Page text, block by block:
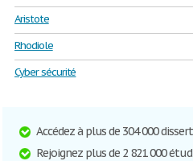
Aristote
Rhodiole
Cyber sécurité
Accédez à plus de 304 000
Rejoignez plus de 2 821 000